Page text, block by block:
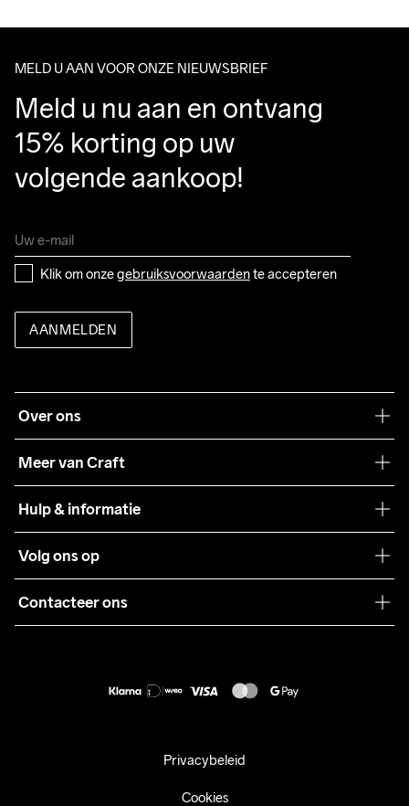
Make sure to choose an address where you receive the
MELD U AAN VOOR ONZE NIEUWSBRIEF
Meld u nu aan en ontvang
15% korting op uw
volgende aankoop!
Klik om onze gebruiksvoorwaarden te accepteren
AANMELDEN
Over ons
Meer van Craft
Teamwear
Samenwerkingen
Pers
Hulp & informatie
Algemene voorwaarden
Retour
Volg ons op
Contacteer ons
Privacybeleid
Cookies